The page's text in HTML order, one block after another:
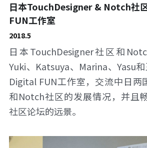
日本TouchDesigner & Notch社
FUN工作室
2018.5
日本TouchDesigner社区和
Yuki、Katsuya、Marina、Yasu
Digital FUN工作室，交流中日两
和Notch社区的发展情况，并且
社区论坛的远景。